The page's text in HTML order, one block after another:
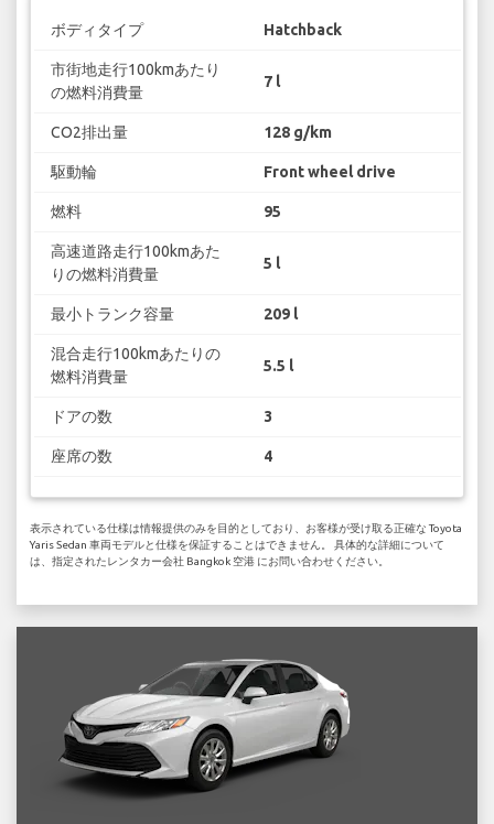
ボディタイプ Hatchback
市街地走行100kmあたり
の燃料消費量
7 l
CO2排出量 128 g/km
駆動輪 Front wheel drive
燃料 95
高速道路走行100kmあた
りの燃料消費量
5 l
最小トランク容量 209 l
混合走行100kmあたりの
燃料消費量
5.5 l
ドアの数 3
座席の数 4
表示されている仕様は情報提供のみを目的としており、お客様が受け取る正確な Toyota
Yaris Sedan 車両モデルと仕様を保証することはできません。 具体的な詳細について
は、指定されたレンタカー会社 Bangkok 空港 にお問い合わせください。